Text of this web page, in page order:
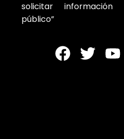
solicitar información
público”